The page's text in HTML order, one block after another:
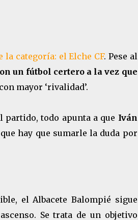
la categoría: el Elche CF. Pese al
un fútbol certero a la vez que
mayor ‘rivalidad’.
partido, todo apunta a que Iván
hay que sumarle la duda por
el Albacete Balompié sigue
Se trata de un objetivo